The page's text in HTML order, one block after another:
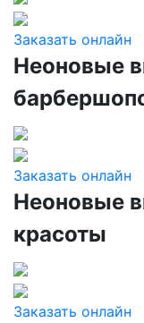
Заказать онлайн
Неоновые
Заказать онлайн
Неоновые
красоты
Заказать онлайн